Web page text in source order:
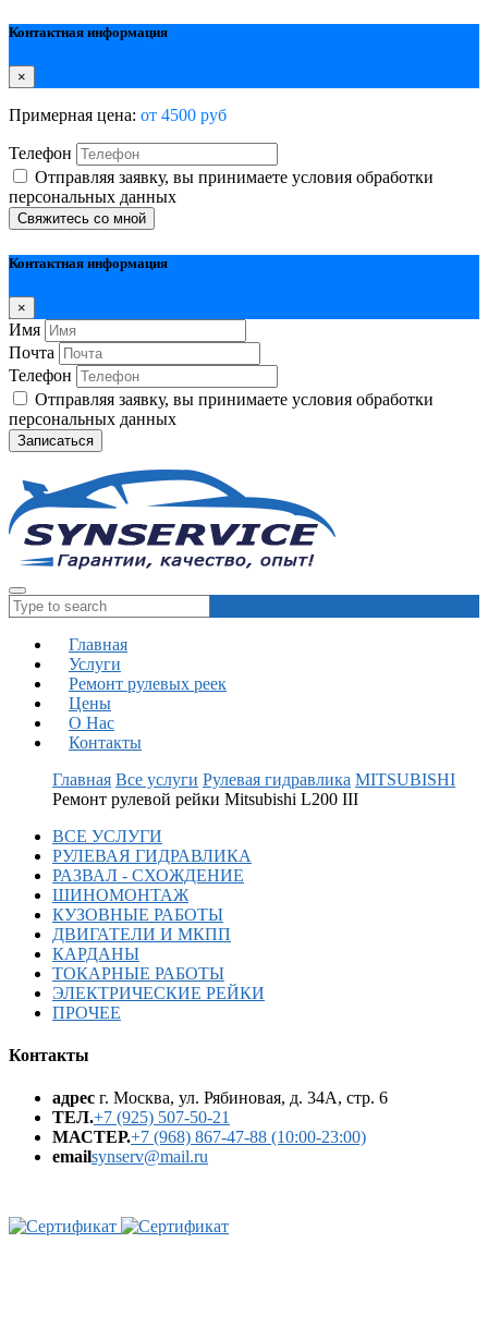
Контактная информация
×
Примерная цена: от 4500 руб
Телефон
Отправляя заявку, вы принимаете условия обработки
персональных данных
Свяжитесь со мной
Контактная информация
×
Имя
Почта
Телефон
Отправляя заявку, вы принимаете условия обработки
персональных данных
Записаться
Главная
Услуги
Ремонт рулевых реек
Цены
О Нас
Контакты
Главная Все услуги Рулевая гидравлика MITSUBISHI
Ремонт рулевой рейки Mitsubishi L200 III
ВСЕ УСЛУГИ
РУЛЕВАЯ ГИДРАВЛИКА
РАЗВАЛ - СХОЖДЕНИЕ
ШИНОМОНТАЖ
КУЗОВНЫЕ РАБОТЫ
ДВИГАТЕЛИ И МКПП
КАРДАНЫ
ТОКАРНЫЕ РАБОТЫ
ЭЛЕКТРИЧЕСКИЕ РЕЙКИ
ПРОЧЕЕ
Контакты
адрес г. Москва, ул. Рябиновая, д. 34А, стр. 6
ТЕЛ.+7 (925) 507-50-21
МАСТЕР.+7 (968) 867-47-88 (10:00-23:00)
emailsynserv@mail.ru